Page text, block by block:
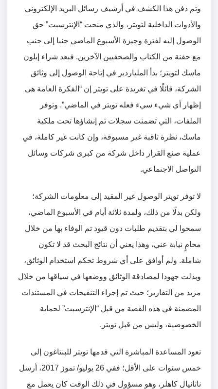
وتم دفن هذا الكشف في أرشيف رسائل البريد الإلكتروني
والأدوات الداخلية لتويتر، والذي منحت “الإنترسبت” حق
الوصول إليه لفترة وجيزة الأسبوع الماضي جنبا إلى جنب
مع حفنة من الكتاب والصحفيين الآخرين. فبعد شراء إيلون
ماسك لتويتر؛ بدأ الملياردير في إتاحة الوصول إلى وثائق
الشركة، قائلًا في تغريدة على تويتر إن “الفكرة العامة هي
إظهار أي شيء سيء فعله تويتر في الماضي”. وتوفر
الملفات، التي تضمنت سجلات تم إنشاؤها تحت ملكية
ماسك، نظرة ثاقبة غير مسبوقة، وإن كانت غير كاملة، في
عملية صنع القرار داخل شركة من كبرى شركات وسائل
التواصل الاجتماعي.
لا توفر تويتر الوصول غير المقيد إلى معلومات الشركة؛
ولكن بدلًا من ذلك، ولمدة ثلاثة أيام في الأسبوع الماضي،
سمحوا لي بتقديم طلبات دون قيود تم الوفاء بها من خلال
محامٍ نيابة عني، وهذا يعني أن نتائج البحث قد لا تكون
شاملة. ولم أوافق على أي شروط تحكم استخدام الوثائق،
وبذلت جهودا لمصادقة الوثائق ووضعها في سياقها من خلال
مزيد من التقارير؛ حيث تم إجراء التنقيحات في المستندات
المضمنة في هذه القصة من قبل “الإنترسبت” لحماية
الخصوصية، وليس من قبل تويتر.
تعود المساعدة المباشرة التي قدمها تويتر للبنتاغون إلى
خمس سنوات على الأقل؛ ففي 26 يوليو/ تموز 2017، أرسل
ناثانيال كاهلر، وهو مسؤول في ذلك الوقت كان يعمل مع